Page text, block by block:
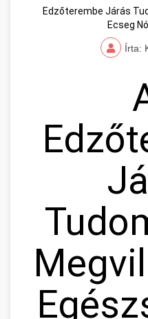
Edzőterembe Járás
Ecseg
Írta: